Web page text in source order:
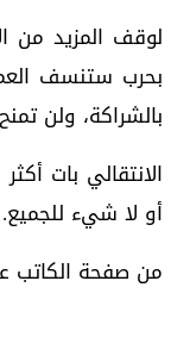
لوقف المزيد من
بحرب ستنسف
بالشراكة، ولن
الانتقالي بات
أو لا شيء للجميع.
من صفحة